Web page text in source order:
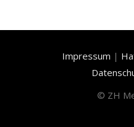
Impressum |
© ZH